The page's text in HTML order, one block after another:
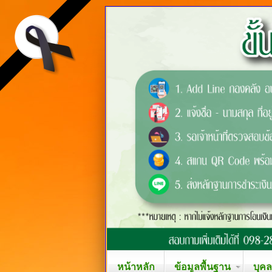
หน้าหลัก ข้อมูลพื้นฐาน บุค